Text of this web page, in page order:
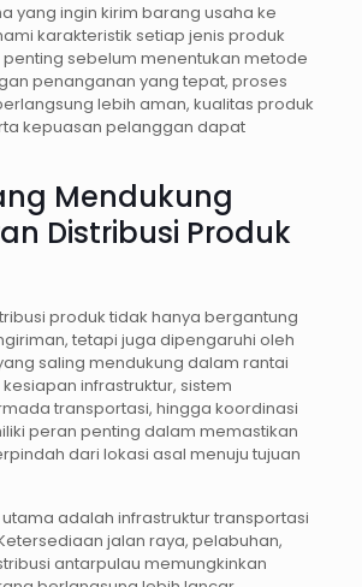
yang ingin kirim barang usaha ke
karakteristik setiap jenis produk
sebelum menentukan metode
penanganan yang tepat, proses
lebih aman, kualitas produk
kepuasan pelanggan dapat
Mendukung
Distribusi Produk
produk tidak hanya bergantung
tetapi juga dipengaruhi oleh
saling mendukung dalam rantai
infrastruktur, sistem
transportasi, hingga koordinasi
peran penting dalam memastikan
dari lokasi asal menuju tujuan
adalah infrastruktur transportasi
jalan raya, pelabuhan,
antarpulau memungkinkan